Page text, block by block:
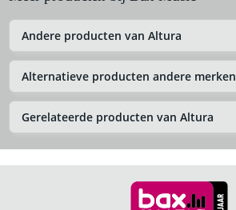
Andere producten van Altura
Alternatieve producten andere merken
Gerelateerde producten van Altura